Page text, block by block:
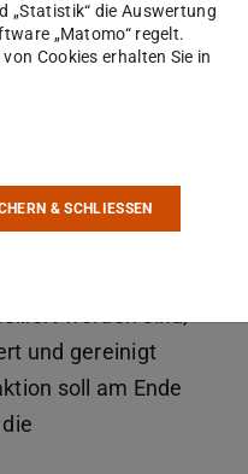
im Western Blot,
worden sind,
und gereinigt
soll am Ende
„Statistik“ die Auswertung
„Matomo“ regelt.
Cookies erhalten Sie in
& SCHLIESSEN